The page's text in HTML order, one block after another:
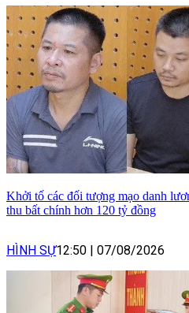
Khởi tố các đối tượng mạo danh
thu bất chính hơn 120 tỷ đồng
HÌNH SỰ12:50 | 07/08/2026